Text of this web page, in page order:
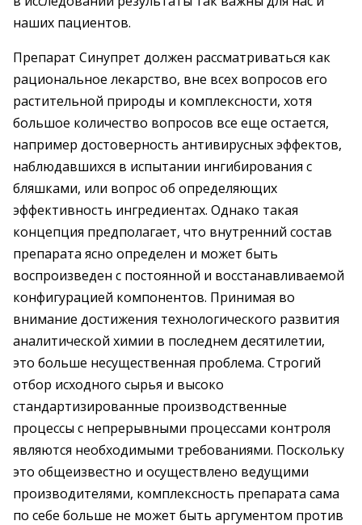
наших пациентов.
Препарат Синупрет должен рассматриваться как
рациональное лекарство, вне всех вопросов его
растительной природы и комплексности, хотя
большое количество вопросов все еще остается,
например достоверность антивирусных эффектов,
наблюдавшихся в испытании ингибирования с
бляшками, или вопрос об определяющих
эффективность ингредиентах. Однако такая
концепция предполагает, что внутренний состав
препарата ясно определен и может быть
воспроизведен с постоянной и восстанавливаемой
конфигурацией компонентов. Принимая во
внимание достижения технологического развития
аналитической химии в последнем десятилетии,
это больше несущественная проблема. Строгий
отбор исходного сырья и высоко
стандартизированные производственные
процессы с непрерывными процессами контроля
являются необходимыми требованиями. Поскольку
это общеизвестно и осуществлено ведущими
производителями, комплексность препарата сама
по себе больше не может быть аргументом против